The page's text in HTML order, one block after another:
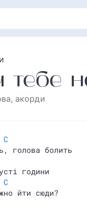
тебе
, акорди
C
голова болить
години
C
йти сюди?